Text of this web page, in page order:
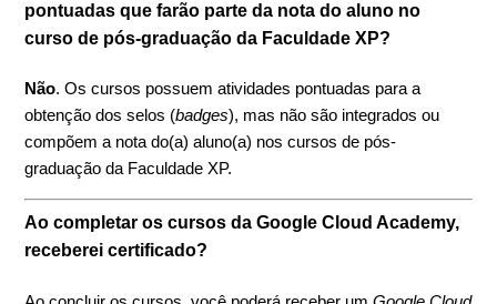
pontuadas que farão parte da nota do aluno no
curso de pós-graduação da Faculdade XP?
Não. Os cursos possuem atividades pontuadas para a
obtenção dos selos (badges), mas não são integrados ou
compõem a nota do(a) aluno(a) nos cursos de pós-
graduação da Faculdade XP.
Ao completar os cursos da Google Cloud Academy,
receberei certificado?